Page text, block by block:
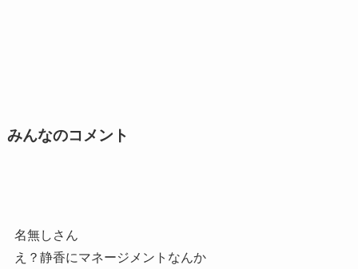
みんなのコメント
名無しさん
え？静香にマネージメントなんか